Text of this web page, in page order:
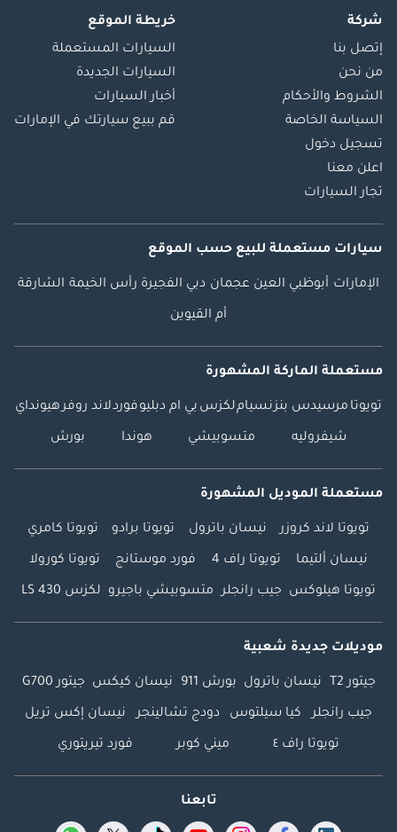
شركة
إتصل بنا
من نحن
الشروط والأحكام
السياسة الخاصة
تسجيل دخول
اعلن معنا
تجار السيارات
خريطة الموقع
السيارات المستعملة
السيارات الجديدة
أخبار السيارات
قم ببيع سيارتك في الإمارات
سيارات مستعملة للبيع حسب الموقع
الإمارات أبوظبي العين عجمان دبي الفجيرة رأس الخيمة الشارقة
أم القيوين
مستعملة الماركة المشهورة
تويوتا مرسيدس بنزنسياملكزس بي ام دبليوفوردلاند روفرهيونداي
شيفروليه متسوبيشي هوندا بورش
مستعملة الموديل المشهورة
تويوتا لاند كروزر نيسان باترول تويوتا برادو تويوتا كامري
نيسان ألتيما تويوتا راف 4 فورد موستانج تويوتا كورولا
تويوتا هيلوكس جيب رانجلر متسوبيشي باجيرو لكزس LS 430
موديلات جديدة شعبية
جيتور T2 نيسان باترول بورش 911 نيسان كيكس جيتور G700
جيب رانجلر كيا سيلتوس دودج تشالينجر نيسان إكس تريل
تويوتا راف ٤ ميني كوبر فورد تيريتوري
تابعنا